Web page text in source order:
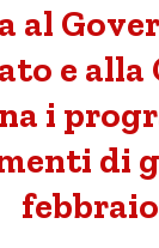
al
e alla
i
di
febbraio